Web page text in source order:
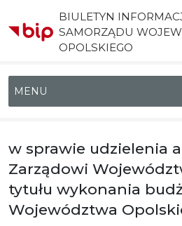
BIULETYN
SAMORZĄDU
OPOLSKIEGO
Menu główne
w sprawie udzielenia
Zarządowi
tytułu wykonania
Województwa